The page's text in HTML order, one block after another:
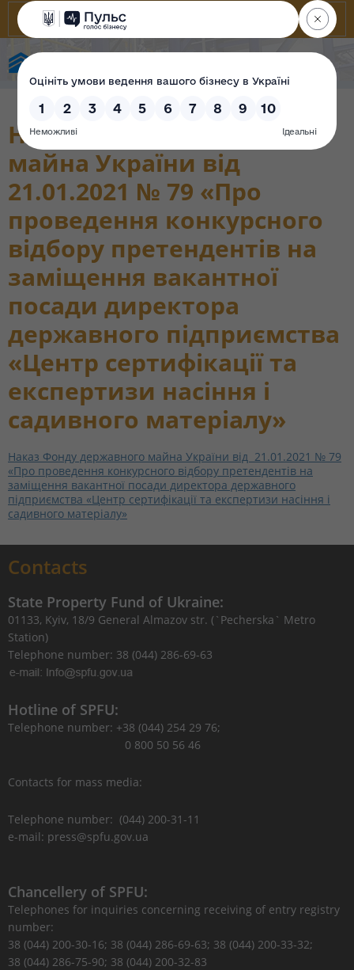
Наказ Фонду державного
майна України від
21.01.2021 № 79 «Про
проведення конкурсного
відбору претендентів на
заміщення вакантної
посади директора
державного підприємства
«Центр сертифікації та
експертизи насіння і
садивного матеріалу»
Наказ Фонду державного майна України від 21.01.2021 № 79
«Про проведення конкурсного відбору претендентів на
заміщення вакантної посади директора державного
підприємства «Центр сертифікації та експертизи насіння і
садивного матеріалу»
Contacts
State Property Fund of Ukraine:
01133, Kyiv, 18/9 General Almazov str. (`Pecherska` Metro
Station)
Telephone number: 38 (044) 286-69-63
Hotline of SPFU:
Telephone number: +38 (044) 254 29 76;
0 800 50 56 46
Contacts for mass media:
Telephone number: (044) 200-31-11
e-mail: press@spfu.gov.ua
Chancellery of SPFU:
Telephones for inquiries concerning receiving of entry registry
number:
38 (044) 200-30-16; 38 (044) 286-69-63; 38 (044) 200-33-32;
38 (044) 286-75-90; 38 (044) 200-32-83